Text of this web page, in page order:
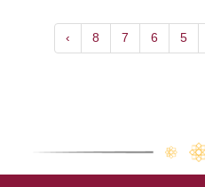
5
6
7
8
›